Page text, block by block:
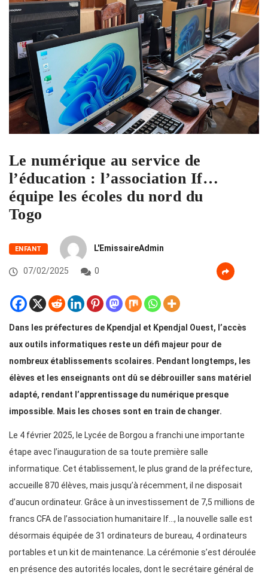
Le numérique au service de
l’éducation : l’association If…
équipe les écoles du nord du
Togo
ENFANT L'EmissaireAdmin
07/02/2025 0
Dans les préfectures de Kpendjal et Kpendjal Ouest, l’accès
aux outils informatiques reste un défi majeur pour de
nombreux établissements scolaires. Pendant longtemps, les
élèves et les enseignants ont dû se débrouiller sans matériel
adapté, rendant l’apprentissage du numérique presque
impossible. Mais les choses sont en train de changer.
Le 4 février 2025, le Lycée de Borgou a franchi une importante
étape avec l’inauguration de sa toute première salle
informatique. Cet établissement, le plus grand de la préfecture,
accueille 870 élèves, mais jusqu’à récemment, il ne disposait
d’aucun ordinateur. Grâce à un investissement de 7,5 millions de
francs CFA de l’association humanitaire If…, la nouvelle salle est
désormais équipée de 31 ordinateurs de bureau, 4 ordinateurs
portables et un kit de maintenance. La cérémonie s’est déroulée
en présence des autorités locales, dont le secrétaire général de